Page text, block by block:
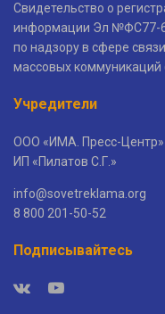
Свидетельство о
информации Эл №ФС77-
по надзору в сфере
массовых коммуникаций
Учредители
ООО «ИМА. Пресс-Центр»
ИП «Пилатов С.Г.»
info@sovetreklama.org
8 800 201-50-52
Подписывайтесь